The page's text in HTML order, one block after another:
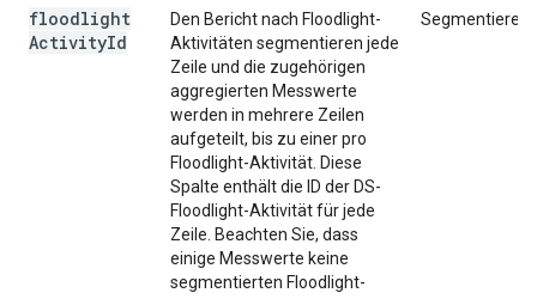
floodlight
ActivityId
Den Bericht nach Floodlight-
Aktivitäten segmentieren jede
Zeile und die zugehörigen
aggregierten Messwerte
werden in mehrere Zeilen
aufgeteilt, bis zu einer pro
Floodlight-Aktivität. Diese
Spalte enthält die ID der DS-
Floodlight-Aktivität für jede
Zeile. Beachten Sie, dass
einige Messwerte keine
segmentierten Floodlight-
Segmentieren